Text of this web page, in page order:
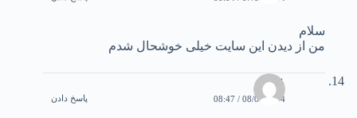
سلام
من از دیدن این سایت خیلی خوشحال شدم
علی
08/05/2004 / 08:47 پاسخ دادن